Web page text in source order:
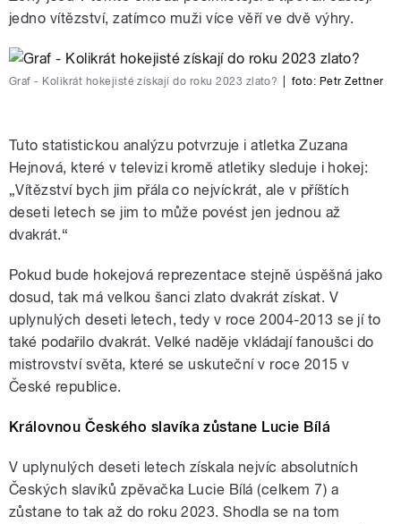
jedno vítězství, zatímco muži více věří ve dvě výhry.
Graf - Kolikrát hokejisté získají do roku 2023 zlato? foto: Petr Zettner
Tuto statistickou analýzu potvrzuje i atletka Zuzana
Hejnová, které v televizi kromě atletiky sleduje i hokej:
„Vítězství bych jim přála co nejvíckrát, ale v příštích
deseti letech se jim to může povést jen jednou až
dvakrát.“
Pokud bude hokejová reprezentace stejně úspěšná jako
dosud, tak má velkou šanci zlato dvakrát získat. V
uplynulých deseti letech, tedy v roce 2004-2013 se jí to
také podařilo dvakrát. Velké naděje vkládají fanoušci do
mistrovství světa, které se uskuteční v roce 2015 v
České republice.
Královnou Českého slavíka zůstane Lucie Bílá
V uplynulých deseti letech získala nejvíc absolutních
Českých slavíků zpěvačka Lucie Bílá (celkem 7) a
zůstane to tak až do roku 2023. Shodla se na tom